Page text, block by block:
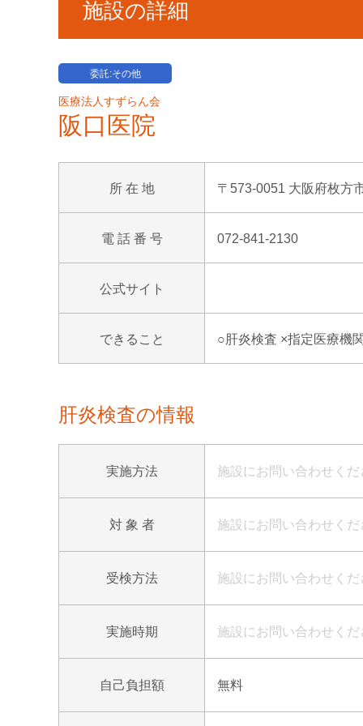
施設の詳細
委託:その他
医療法人すずらん会
阪口医院
所 在 地 〒573-0051 大阪府枚方
電 話 番 号 072-841-2130
公式サイト
できること ○肝炎検査 ×指定医療機関
肝炎検査の情報
実施方法 施設にお問い合わせくだ
対 象 者 施設にお問い合わせくだ
受検方法 施設にお問い合わせくだ
実施時期 施設にお問い合わせくだ
自己負担額 無料